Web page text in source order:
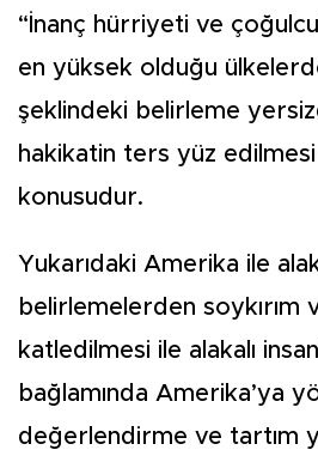
“İnanç hürriyeti ve
en yüksek olduğu
şeklindeki belirleme
hakikatin ters yüz
konusudur.
Yukarıdaki Amerika ile
belirlemelerden soykırım
katledilmesi ile alakalı
bağlamında Amerika’ya
değerlendirme ve tartım